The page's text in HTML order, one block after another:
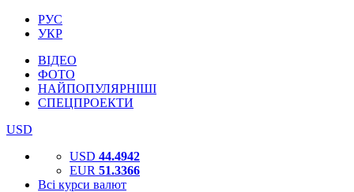
РУС
УКР
ВІДЕО
ФОТО
НАЙПОПУЛЯРНІШІ
СПЕЦПРОЕКТИ
USD
USD 44.4942
EUR 51.3366
Всі курси валют